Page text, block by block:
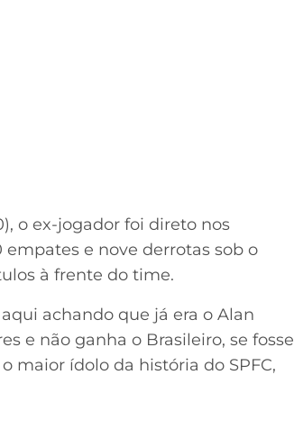
o ex-jogador foi direto nos
e nove derrotas sob o
à frente do time.
achando que já era o Alan
e não ganha o Brasileiro, se fosse
maior ídolo da história do SPFC,